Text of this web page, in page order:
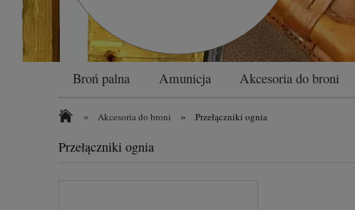
Broń palna Amunicja Akcesoria do broni
» Akcesoria do broni » Przełączniki ognia
Przełączniki ognia